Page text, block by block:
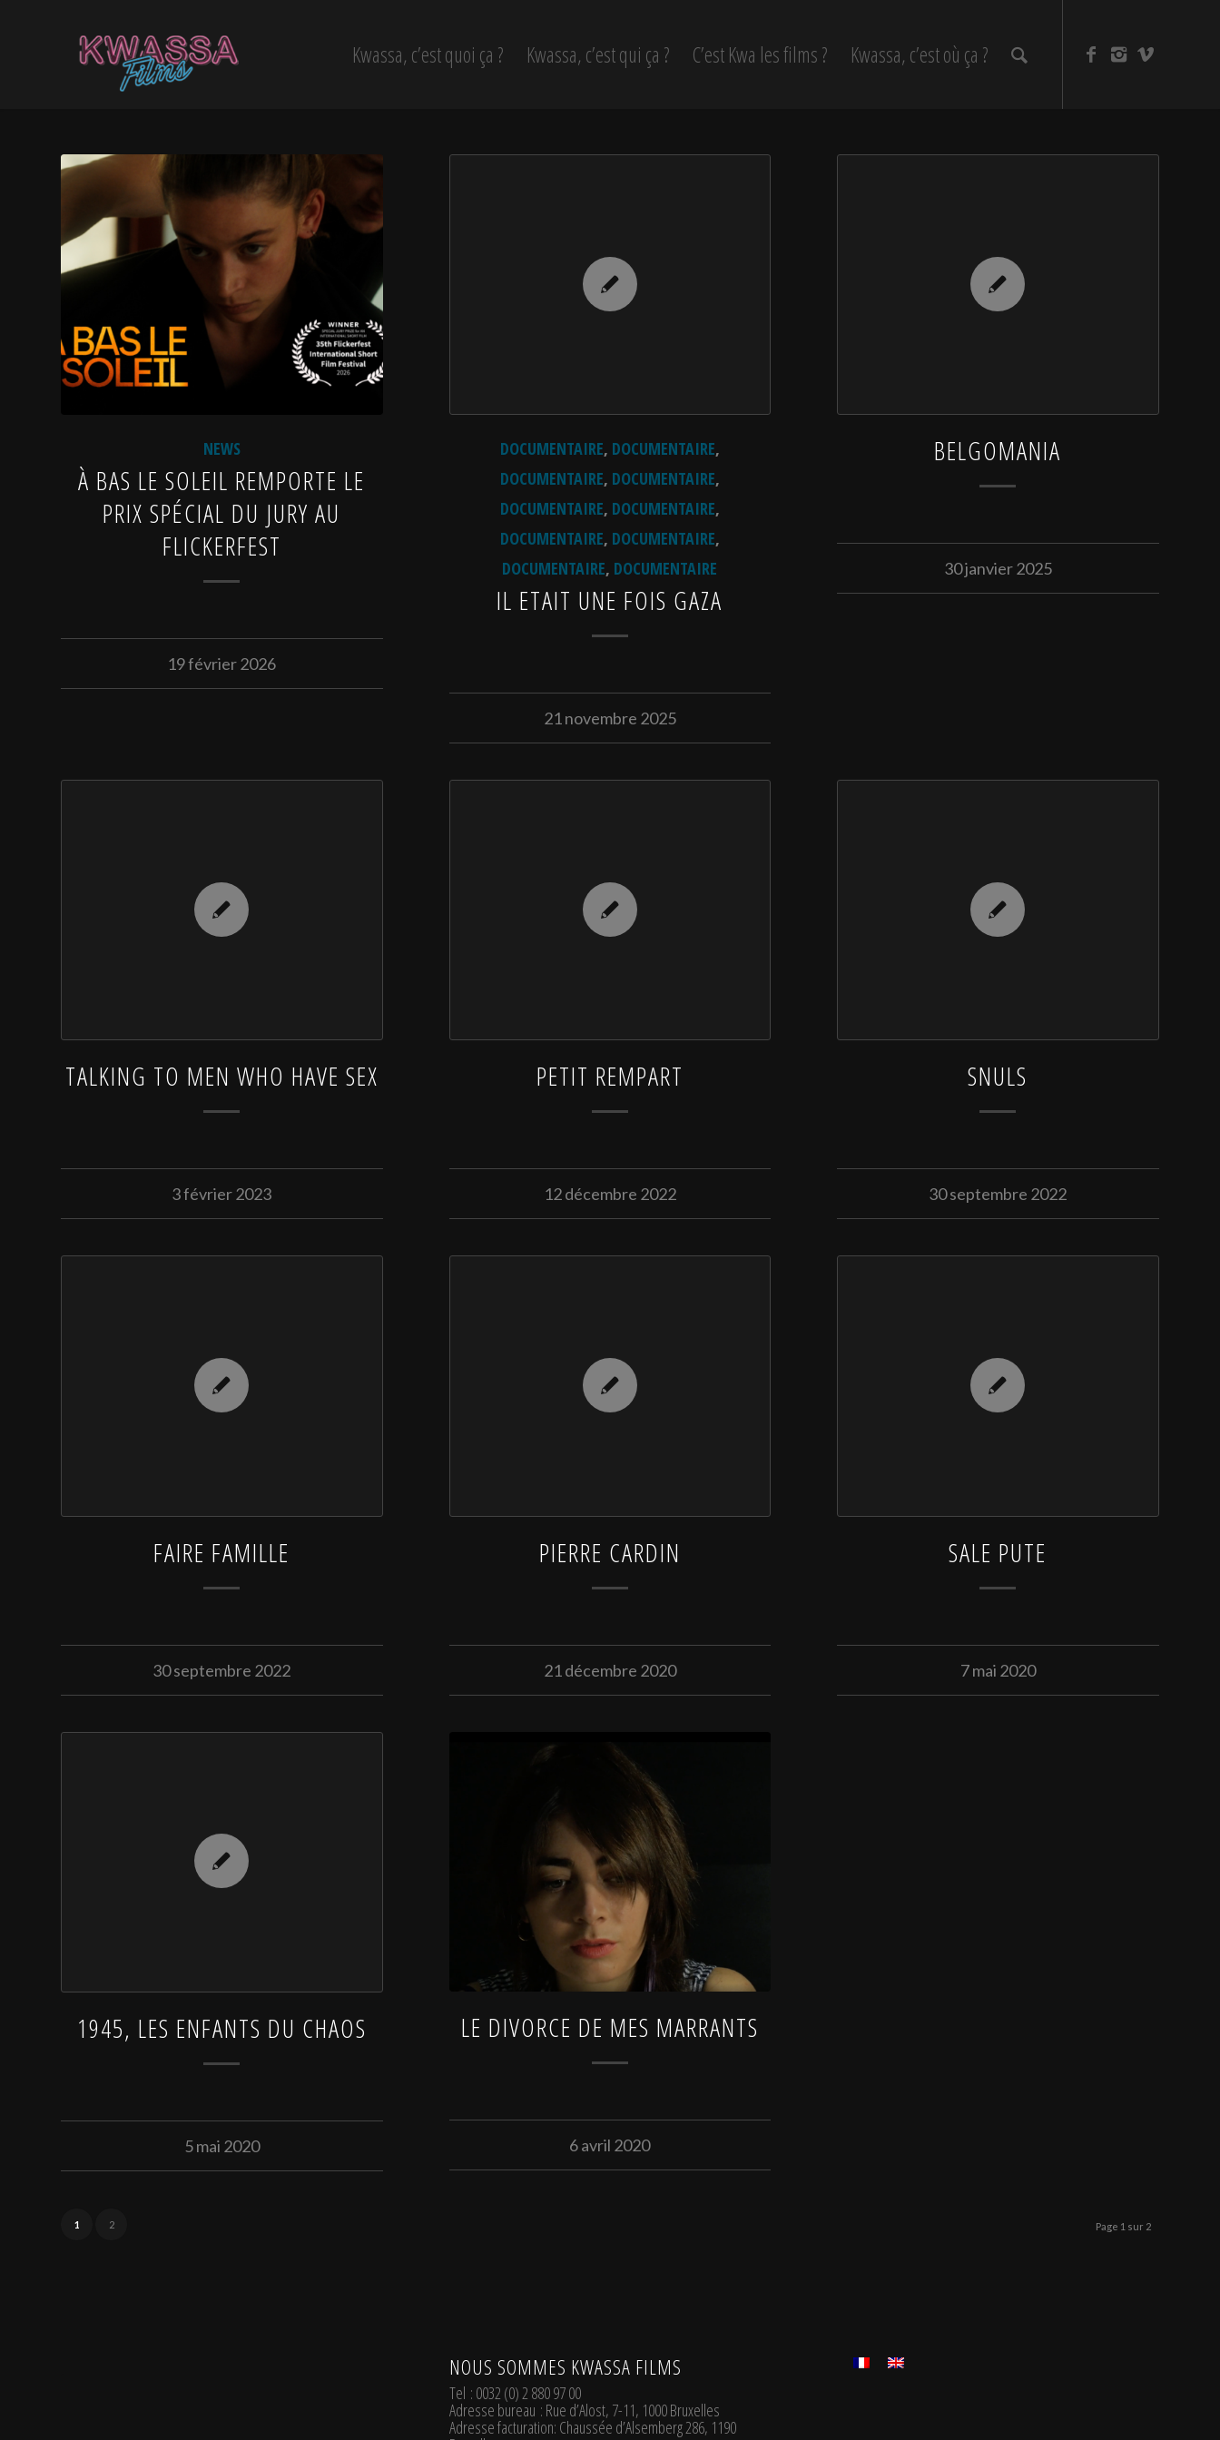
Kwassa, c’est quoi ça ? Kwassa, c’est qui ça ? C’est Kwa les films ? Kwassa, c’est où ça ?
NEWS
À BAS LE SOLEIL REMPORTE LE
PRIX SPÉCIAL DU JURY AU
FLICKERFEST
19 février 2026
DOCUMENTAIRE, DOCUMENTAIRE,
DOCUMENTAIRE, DOCUMENTAIRE,
DOCUMENTAIRE, DOCUMENTAIRE,
DOCUMENTAIRE, DOCUMENTAIRE,
DOCUMENTAIRE, DOCUMENTAIRE
IL ETAIT UNE FOIS GAZA
21 novembre 2025
BELGOMANIA
30 janvier 2025
TALKING TO MEN WHO HAVE SEX
3 février 2023
PETIT REMPART
12 décembre 2022
SNULS
30 septembre 2022
FAIRE FAMILLE
30 septembre 2022
PIERRE CARDIN
21 décembre 2020
SALE PUTE
7 mai 2020
1945, LES ENFANTS DU CHAOS
5 mai 2020
LE DIVORCE DE MES MARRANTS
6 avril 2020
Page 1 sur 2
1 2
NOUS SOMMES KWASSA FILMS
Tel : 0032 (0) 2 880 97 00
Adresse bureau : Rue d’Alost, 7-11, 1000 Bruxelles
Adresse facturation: Chaussée d’Alsemberg 286, 1190